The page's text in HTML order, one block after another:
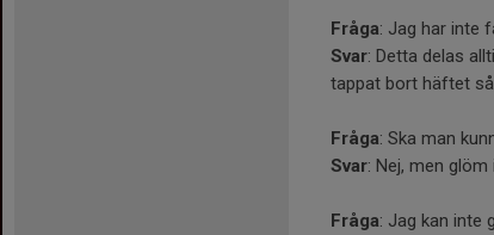
Fråga: Jag har inte
Svar: Detta delas
tappat bort häftet
Fråga: Ska man
Svar: Nej, men
Fråga: Jag kan inte